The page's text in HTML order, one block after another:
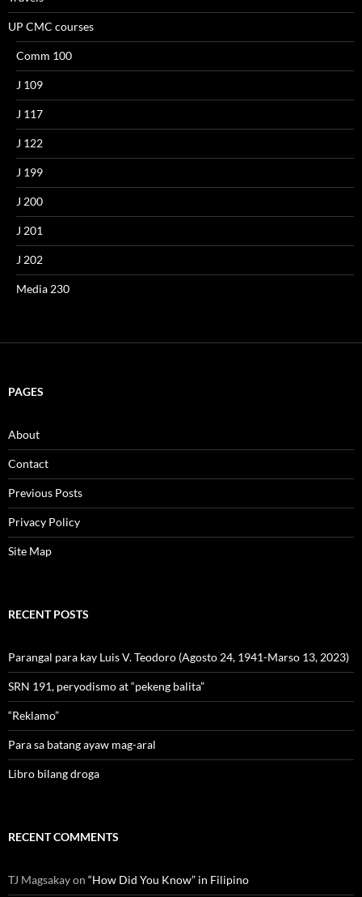
UP CMC courses
Comm 100
J 109
J 117
J 122
J 199
J 200
J 201
J 202
Media 230
PAGES
About
Contact
Previous Posts
Privacy Policy
Site Map
RECENT POSTS
Parangal para kay Luis V. Teodoro (Agosto 24, 1941-Marso 13, 2023)
SRN 191, peryodismo at “pekeng balita”
“Reklamo”
Para sa batang ayaw mag-aral
Libro bilang droga
RECENT COMMENTS
TJ Magsakayon “How Did You Know” in Filipino